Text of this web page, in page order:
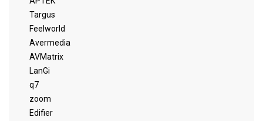
Targus
Feelworld
Avermedia
AVMatrix
LanGi
q7
zoom
Edifier